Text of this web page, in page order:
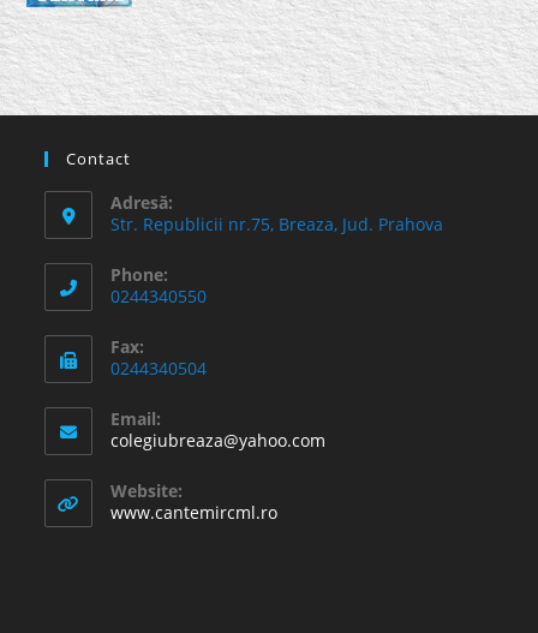
Contact
Adresă:
Str. Republicii nr.75, Breaza, Jud. Prahova
Phone:
0244340550
Fax:
0244340504
Email:
colegiubreaza@yahoo.com
Website:
www.cantemircml.ro